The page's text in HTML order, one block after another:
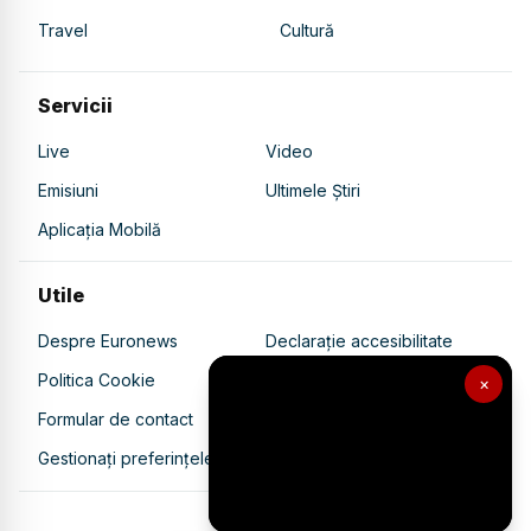
×
Travel
Cultură
Servicii
Live
Video
Emisiuni
Ultimele Știri
Aplicația Mobilă
Utile
Despre Euronews
Declarație accesibilitate
Politica Cookie
Politica de confidențialitate
Formular de contact
Gestionați preferințele